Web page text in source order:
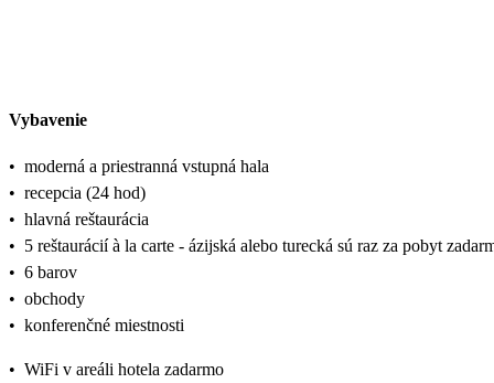
Vybavenie
• moderná a priestranná vstupná hala
• recepcia (24 hod)
• hlavná reštaurácia
• 5 reštaurácií à la carte - ázijská alebo turecká sú raz za pobyt
• 6 barov
• obchody
• konferenčné miestnosti
• WiFi v areáli hotela zadarmo